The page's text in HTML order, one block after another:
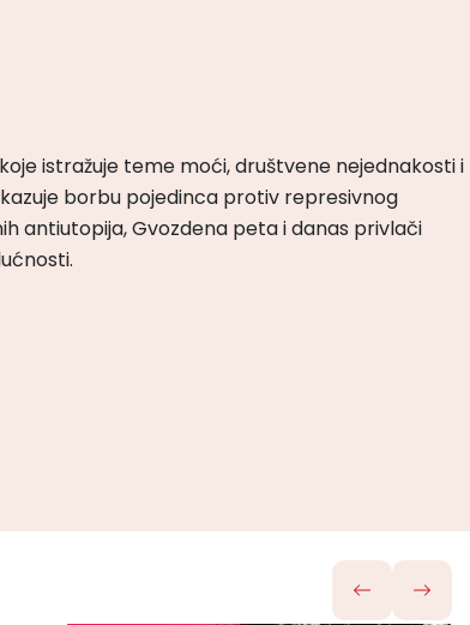
istražuje teme moći, društvene nejednakosti i
borbu pojedinca protiv represivnog
antiutopija, Gvozdena peta i danas privlači